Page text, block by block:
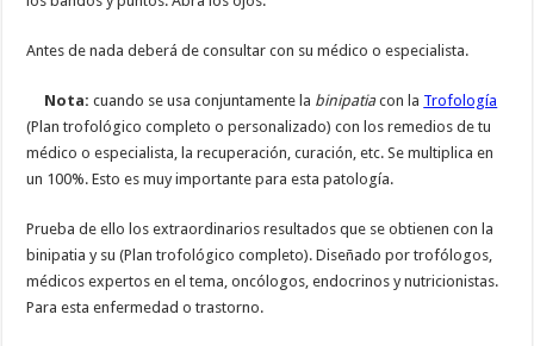
Antes de nada deberá de consultar con su médico o especialista.
Nota:cuando se usa conjuntamente la binipatiacon la Trofología
(Plan trofológico completo o personalizado) con los remedios de tu
médico o especialista, la recuperación, curación, etc. Se multiplica en
un 100%. Esto es muy importante para esta patología.
Prueba de ello los extraordinarios resultados que se obtienen con la
binipatia y su (Plan trofológico completo). Diseñado por trofólogos,
médicos expertos en el tema, oncólogos, endocrinos y nutricionistas.
Para esta enfermedad o trastorno.